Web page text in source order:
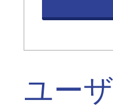
ユー